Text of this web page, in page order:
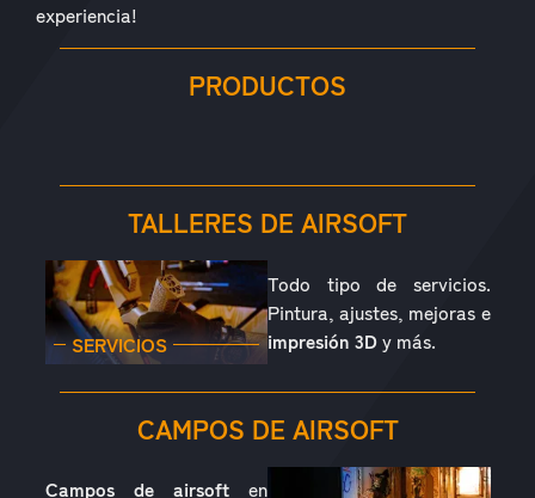
experiencia!
PRODUCTOS
ACCESORIOS
TALLERES DE AIRSOFT
SERVICIOS
Todo tipo de servicios.
Pintura, ajustes, mejoras e
impresión 3D y más.
CAMPOS DE AIRSOFT
Campos de airsoften